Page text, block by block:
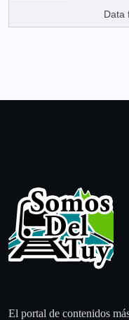
Data
El portal de contenidos